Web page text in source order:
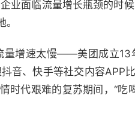
业面临流量增长瓶颈的时
量增速太慢——美团成立13
音、快手等社交内容APP
时代艰难的复苏期间，“